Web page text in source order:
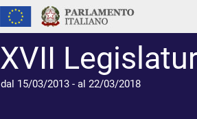
XVII
dal 15/03/2013 - al 22/03/2018